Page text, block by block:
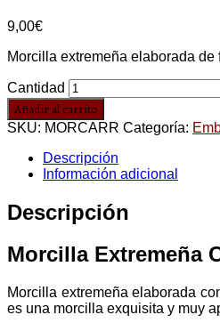
9,00€
Morcilla extremeña elaborada
Cantidad
Añadir al carrito
SKU: MORCARR Categoría:
Descripción
Información adicional
Descripción
Morcilla Extremeña
Morcilla extremeña elaborada
es una morcilla exquisita y muy